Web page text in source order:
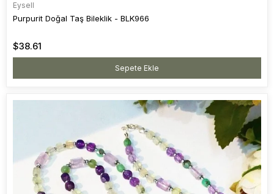
Eysell
Purpurit Doğal Taş Bileklik - BLK966
$38.61
Sepete Ekle